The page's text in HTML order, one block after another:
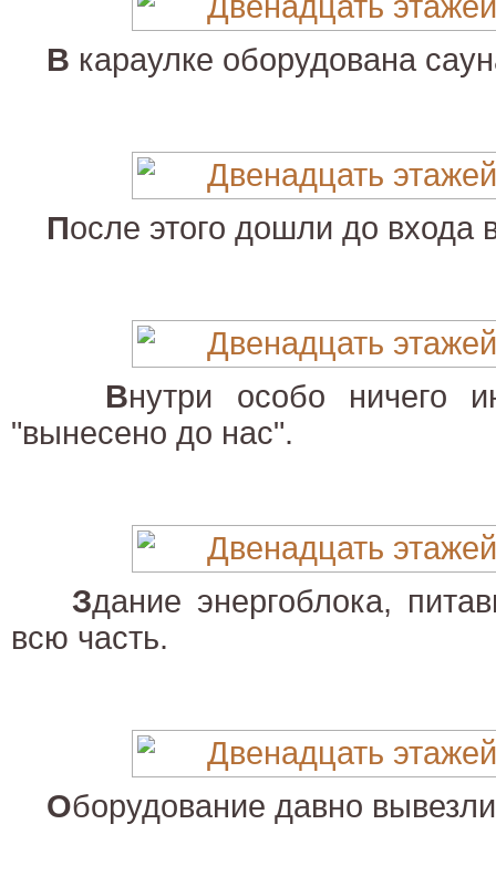
В караулке оборудована
После этого дошли до входа
Внутри особо ничего
"вынесено до нас".
Здание энергоблока,
всю часть.
Оборудование давно